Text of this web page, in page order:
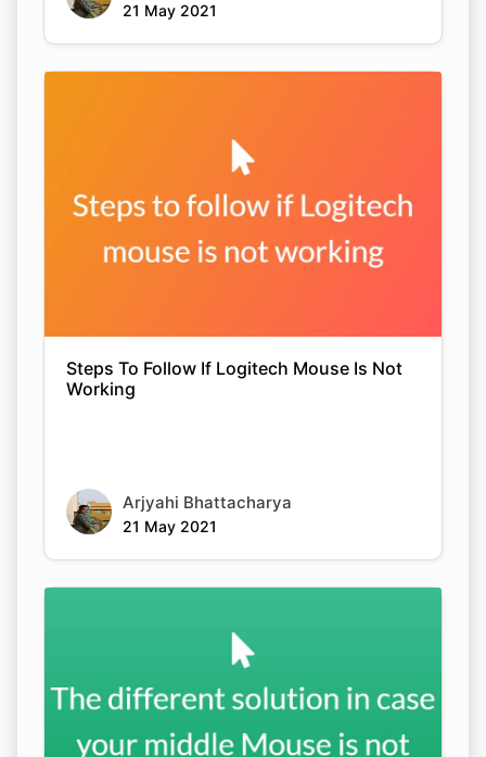
21 May 2021
Steps To Follow If Logitech Mouse Is Not
Working
Arjyahi Bhattacharya
21 May 2021